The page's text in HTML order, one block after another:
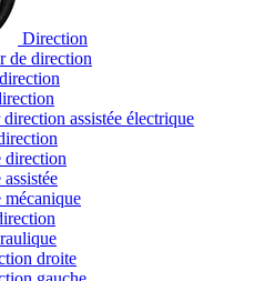
Direction
de direction
assistée électrique
direction
droite